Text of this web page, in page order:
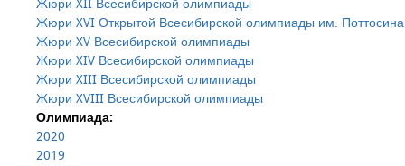
Жюри XVI Открытой Всесибирской олимпиады им. Поттосина
Жюри XV Всесибирской олимпиады
Жюри XIV Всесибирской олимпиады
Жюри XIII Всесибирской олимпиады
Жюри XVIII Всесибирской олимпиады
Олимпиада:
2020
2019